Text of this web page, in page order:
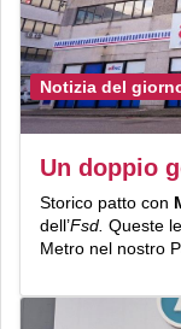
Notizia del
Un doppio
Storico patto con
dell’Fsd. Queste
Metro nel nostro